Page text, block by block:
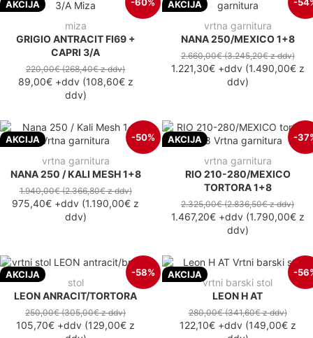
AKCIJA
miza
GRIGIO ANTRACIT FI69 +
CAPRI 3/A
220,00€(268,40€z ddv)
89,00€+ddv(108,60€z
ddv)
AKCIJA
vrtna garnitura
NANA 250/MEXICO 1+8
2.660,00€(3.245,20€z ddv)
1.221,30€+ddv(1.490,00€z
ddv)
AKCIJA -50%
vrtna garnitura
NANA 250 / KALI MESH 1+8
1.940,00€(2.366,80€z ddv)
975,40€ +ddv (1.190,00€ z
ddv)
AKCIJA -
vrtna garnitura
RIO 210-280/MEXICO
TORTORA 1+8
2.325,00€(2.836,50€z ddv)
1.467,20€+ddv(1.790,00€z
ddv)
AKCIJA -58%
stol
LEON ANRACIT/TORTORA
250,00€(305,00€z ddv)
105,70€ +ddv (129,00€ z
AKCIJA -
vrtni barski stol
LEON H AT
280,00€(341,60€z ddv)
122,10€+ddv(149,00€z